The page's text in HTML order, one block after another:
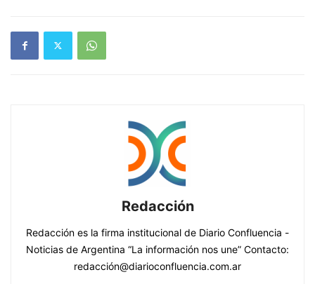
Redacción
Redacción es la firma institucional de Diario Confluencia -
Noticias de Argentina “La información nos une” Contacto:
redacción@diarioconfluencia.com.ar